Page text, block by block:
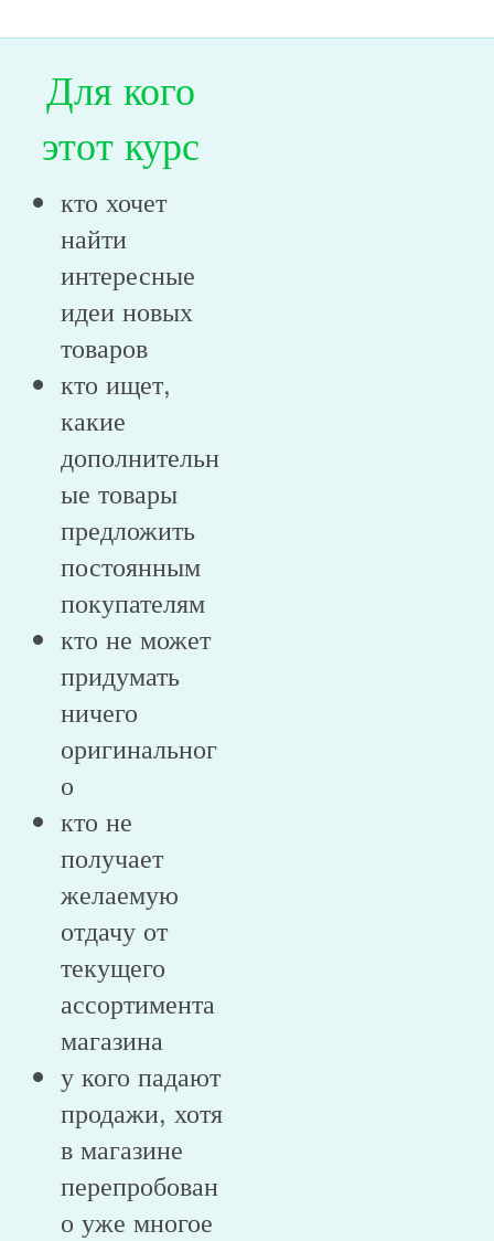
Для кого
этот курс
кто хочет
найти
интересные
идеи новых
товаров
кто ищет,
какие
дополнительн
ые товары
предложить
постоянным
покупателям
кто не может
придумать
ничего
оригинальног
о
кто не
получает
желаемую
отдачу от
текущего
ассортимента
магазина
у кого падают
продажи, хотя
в магазине
перепробован
о уже многое